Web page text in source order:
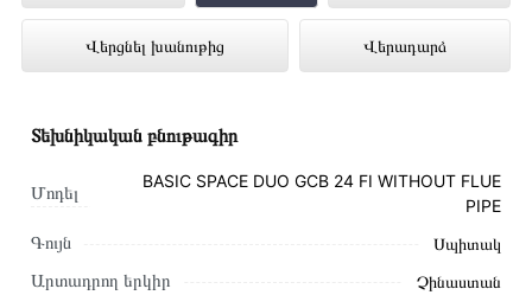
Վերցնել խանութից Վերադարձ
SPACE DUO GCB 24 FI WITHOUT FLUE
PIPE ներկայացված է Technomix առցանց
Տեխնիկական բնութագիր
Մոդել
BASIC SPACE DUO GCB 24 FI WITHOUT FLUE
PIPE
Գույն Սպիտակ
Արտադրող երկիր Չինաստան